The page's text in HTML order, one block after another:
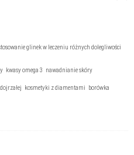
glinek w leczeniu różnych dolegliwości
kwasy omega 3 nawadnianie skóry
kosmetyki z diamentami borówka